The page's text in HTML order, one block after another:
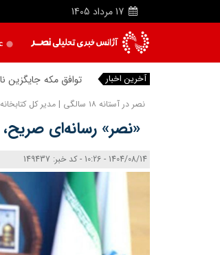
17 مرداد 1405
آخرین اخبار توافق مکه جایگزین
نصر در آستانه ۱۸ سالگی | مدیر کل کتابخانه‌های عمومی آذربایجان‌شرقی:
«نصر» رسانه‌ای
1404/08/14 - 10:26 - کد خبر: 149437